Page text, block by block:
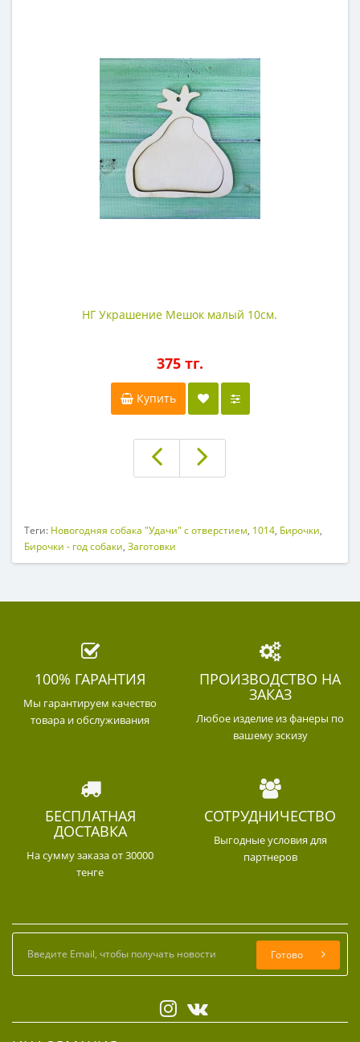
НГ Украшение Мешок малый 10см.
375 тг.
Купить
Теги: Новогодняя собака "Удачи" с отверстием, 1014, Бирочки,
Бирочки - год собаки, Заготовки
100% ГАРАНТИЯ
Мы гарантируем качество
товара и обслуживания
ПРОИЗВОДСТВО НА
ЗАКАЗ
Любое изделие из фанеры по
вашему эскизу
БЕСПЛАТНАЯ
ДОСТАВКА
На сумму заказа от 30000
тенге
СОТРУДНИЧЕСТВО
Выгодные условия для
партнеров
Готово